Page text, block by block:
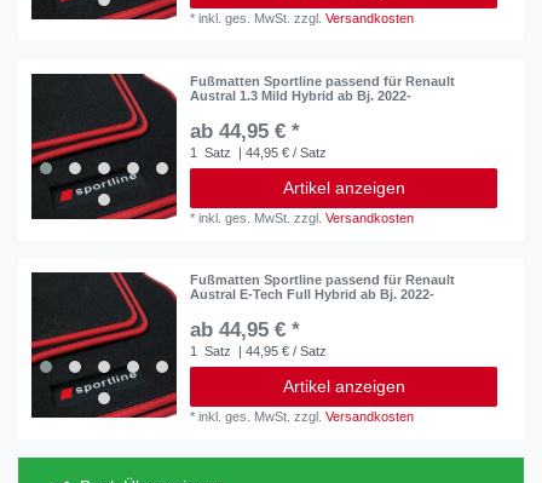
*inkl. ges. MwSt. zzgl.Versandkosten
Fußmatten Sportline passend für Renault
Austral 1.3 Mild Hybrid ab Bj. 2022-
ab 44,95 € *
1 Satz | 44,95 € / Satz
Artikel anzeigen
*inkl. ges. MwSt. zzgl.Versandkosten
Fußmatten Sportline passend für Renault
Austral E-Tech Full Hybrid ab Bj. 2022-
ab 44,95 € *
1 Satz | 44,95 € / Satz
Artikel anzeigen
*inkl. ges. MwSt. zzgl.Versandkosten